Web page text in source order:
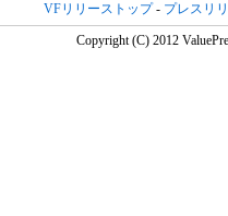
VFリリーストップ- プレスリ
Copyright (C) 2012